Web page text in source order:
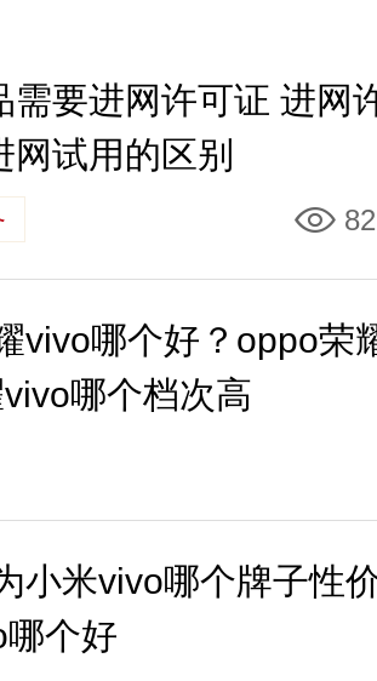
需要进网许可证 进网
网试用的区别
vivo哪个好？oppo荣
哪个档次高
小米vivo哪个牌子性
个好